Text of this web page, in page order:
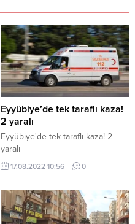
Eyyübiye’de tek taraflı kaza!
2 yaralı
Eyyübiye'de tek taraflı kaza! 2
yaralı
17.08.2022 10:56 0